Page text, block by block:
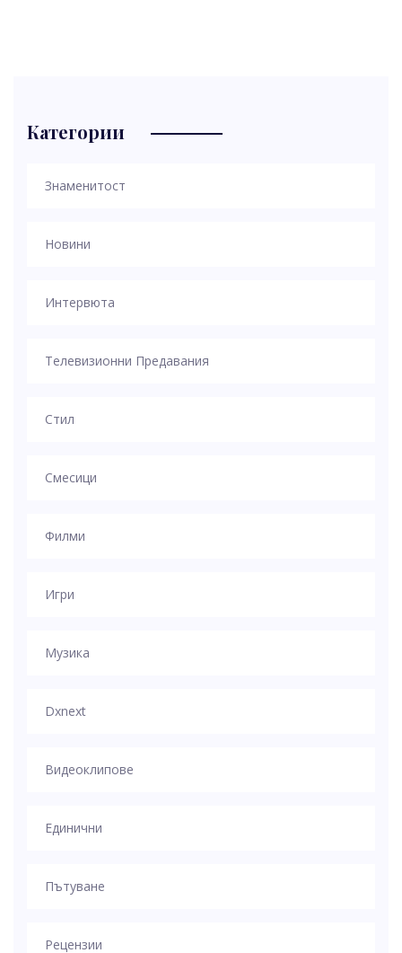
Категории
Знаменитост
Новини
Интервюта
Телевизионни Предавания
Стил
Смесици
Филми
Игри
Музика
Dxnext
Видеоклипове
Единични
Пътуване
Рецензии